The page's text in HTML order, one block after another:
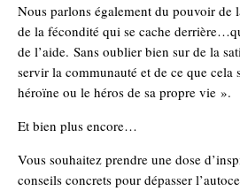
Nous parlons également du pouvoir de
de la fécondité qui se cache
de l’aide. Sans oublier bien sur de la
servir la communauté et de ce que cela
héroïne ou le héros de sa propre vie ».
Et bien plus encore…
Vous souhaitez prendre une dose
conseils concrets pour dépasser